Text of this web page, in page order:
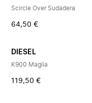
Scircle Over Sudadera
64,50 €
DIESEL
K900 Maglia
119,50 €